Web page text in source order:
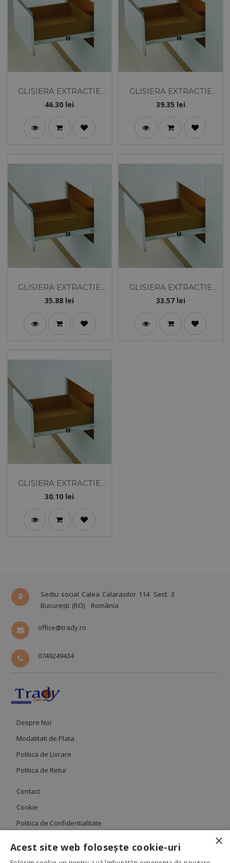
GLISIERA EXTRACTIE
TOTALA 45-500 CU
46.30 lei
GLISIERA EXTRACTIE
TOTALA 45-450 CU
39.35 lei
GLISIERA EXTRACTIE
TOTALA 45-400 CU
35.88 lei
GLISIERA EXTRACTIE
TOTALA 45-350 CU
33.57lei
GLISIERA EXTRACTIE
TOTALA 45-300 CU
30.10 lei
Sediu social Calea Calarasilor 114 Sect. 3
București (RO)
România
office@trady.ro
0749249434
Despre Noi
Modalitati de Plata
Politica de Livrare
Politica de Retur
Contact
Cookie
Politica de Confidentialitate
×
Acest site web folosește cookie-uri